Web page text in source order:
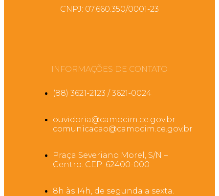
CNPJ: 07.660.350/0001-23
INFORMAÇÕES DE CONTATO
(88) 3621-2123 / 3621-0024
ouvidoria@camocim.ce.gov.br
comunicacao@camocim.ce.gov.br
Praça Severiano Morel, S/N –
Centro. CEP: 62400-000
8h às 14h, de segunda a sexta.